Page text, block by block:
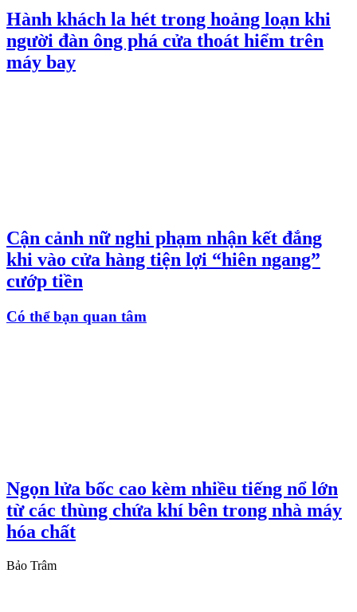
Hành khách la hét trong hoảng loạn khi
người đàn ông phá cửa thoát hiểm trên
máy bay
Cận cảnh nữ nghi phạm nhận kết đắng
khi vào cửa hàng tiện lợi “hiên ngang”
cướp tiền
Có thể bạn quan tâm
Ngọn lửa bốc cao kèm nhiều tiếng nổ lớn
từ các thùng chứa khí bên trong nhà máy
hóa chất
Bảo Trâm